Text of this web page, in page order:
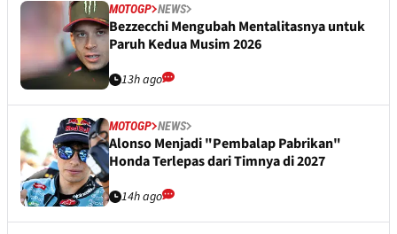
MOTOGP NEWS
Bezzecchi Mengubah Mentalitasnya untuk
Paruh Kedua Musim 2026
13h ago
MOTOGP NEWS
Alonso Menjadi "Pembalap Pabrikan"
Honda Terlepas dari Timnya di 2027
14h ago